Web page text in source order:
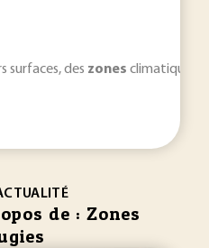
surfaces, des zones climatiques
de : Zones